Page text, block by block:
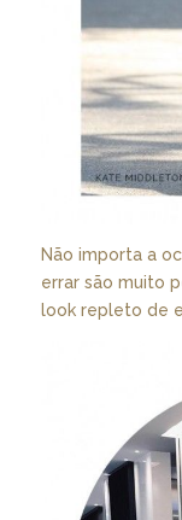
Não importa a
errar são muito
look repleto de